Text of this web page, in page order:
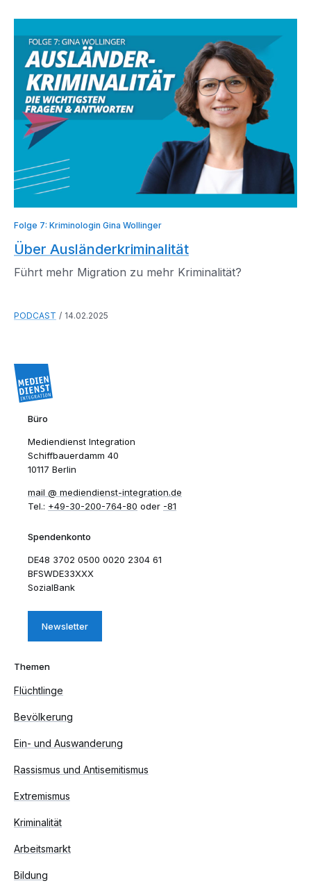
Folge 7: Kriminologin Gina Wollinger
Über Ausländerkriminalität
Führt mehr Migration zu mehr Kriminalität?
PODCAST 14.02.2025
Büro
Mediendienst Integration
Schiffbauerdamm 40
10117 Berlin
mail​
mediendienst-integration.de
Tel.: +49-30-200-764-80 oder -81
Spendenkonto
DE48 3702 0500 0020 2304 61
BFSWDE33XXX
SozialBank
Newsletter
Themen
Flüchtlinge
Bevölkerung
Ein- und Auswanderung
Rassismus und Antisemitismus
Extremismus
Kriminalität
Arbeitsmarkt
Bildung